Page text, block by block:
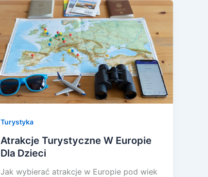
Turystyka
Atrakcje Turystyczne W Europie
Dla Dzieci
Jak wybierać atrakcje w Europie pod wiek